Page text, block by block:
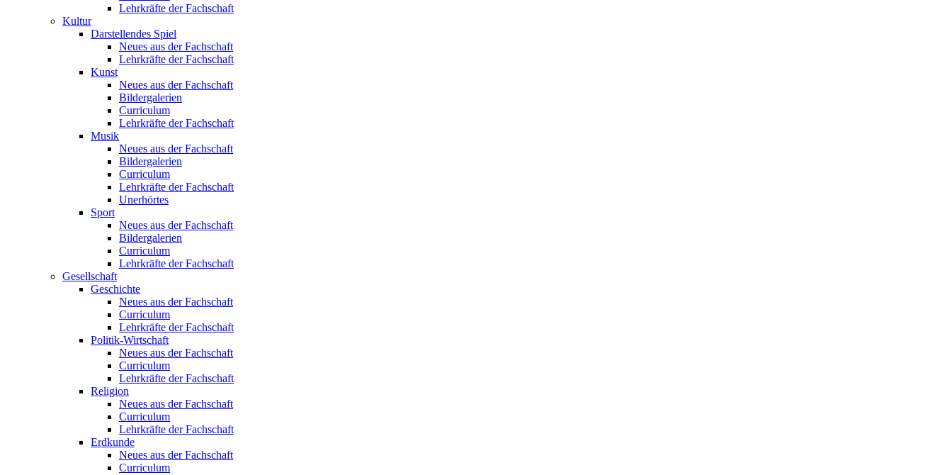
Lehrkräfte der Fachschaft
Kultur
Darstellendes Spiel
Neues aus der Fachschaft
Lehrkräfte der Fachschaft
Kunst
Neues aus der Fachschaft
Bildergalerien
Curriculum
Lehrkräfte der Fachschaft
Musik
Neues aus der Fachschaft
Bildergalerien
Curriculum
Lehrkräfte der Fachschaft
Unerhörtes
Sport
Neues aus der Fachschaft
Bildergalerien
Curriculum
Lehrkräfte der Fachschaft
Gesellschaft
Geschichte
Neues aus der Fachschaft
Curriculum
Lehrkräfte der Fachschaft
Politik-Wirtschaft
Neues aus der Fachschaft
Curriculum
Lehrkräfte der Fachschaft
Religion
Neues aus der Fachschaft
Curriculum
Lehrkräfte der Fachschaft
Erdkunde
Neues aus der Fachschaft
Curriculum